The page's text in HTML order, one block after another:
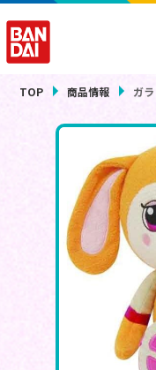
TOP 商品情報 ガ